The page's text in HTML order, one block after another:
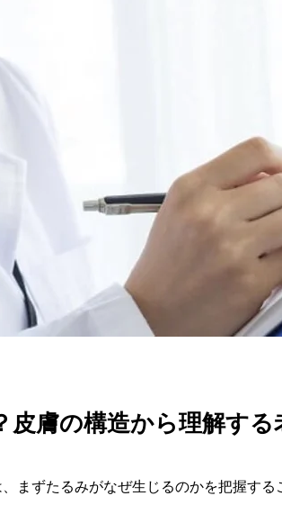
皮膚の構造から理解す
まずたるみがなぜ生じるのかを把握す